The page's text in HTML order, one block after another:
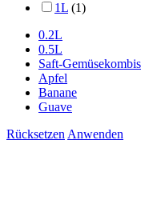
1L (1)
0.2L
0.5L
Saft-Gemüsekombis
Apfel
Banane
Guave
Rücksetzen Anwenden